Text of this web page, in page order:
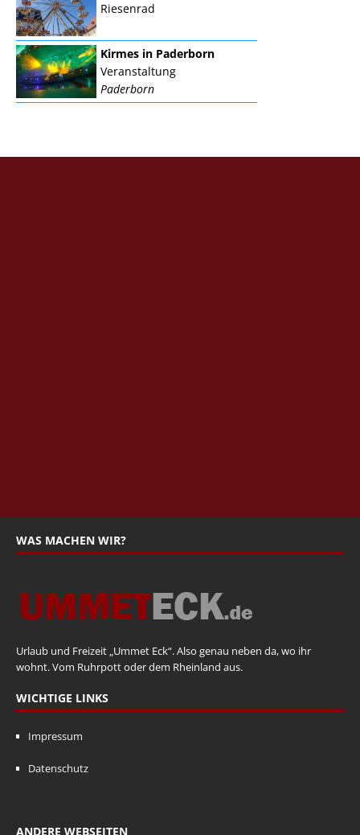
Riesenrad
Kirmes in Paderborn
Veranstaltung
Paderborn
WAS MACHEN WIR?
Urlaub und Freizeit „Ummet Eck“. Also genau neben da, wo ihr
wohnt. Vom Ruhrpott oder dem Rheinland aus.
WICHTIGE LINKS
Impressum
Datenschutz
ANDERE WEBSEITEN